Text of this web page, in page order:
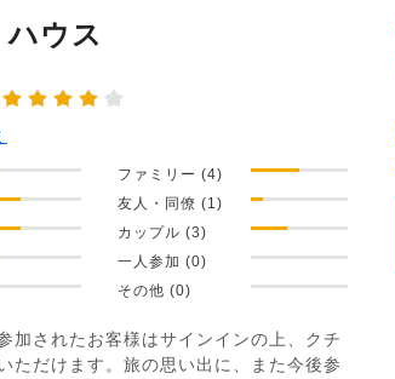
ウス
ファミリー (4)
友人・同僚 (1)
カップル (3)
一人参加 (0)
その他 (0)
加されたお客様はサインインの上、クチ
ただけます。旅の思い出に、また今後参